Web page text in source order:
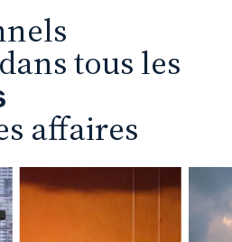
tous les
affaires